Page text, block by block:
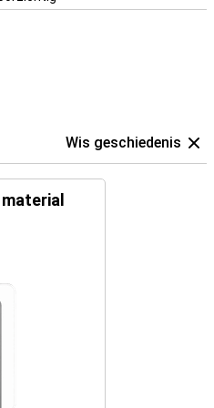
Wis geschiedenis